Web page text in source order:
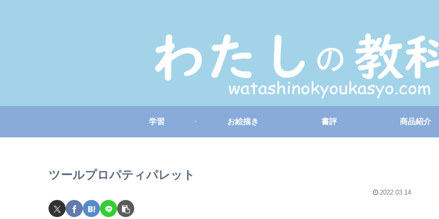
学習 お絵描き 書評 商品紹介
ツールプロパティパレット
2022.03.14